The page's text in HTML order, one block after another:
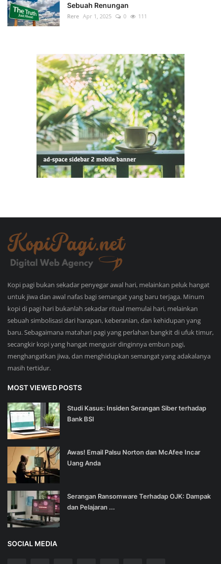
Sebuah Renungan
Rere Apr 1, 2025 0 111
Kopi pagi bukan sekadar penyegar awal hari, melainkan peluk hangat
untuk jiwa dan awal nafas bagi semangat yang baru terjaga. Minum
kopi di pagi hari bukanlah sekadar ritual memulai hari, melainkan
sebuah simbolisasi dari harapan, keberanian, dan kehidupan yang
baru. Sebagaimana matahari pagi yang perlahan bangkit di ufuk timur,
secangkir kopi yang hangat mengusir dinginnya embun pagi,
menghangatkan jiwa, dan menghidupkan semangat yang adakalanya
masih tertidur.
MOST VIEWED POSTS
Studi Kasus: Insiden Serangan Siber terhadap
Bank BSI
Awas! Email Palsu Norton dan McAfee Incar
Uang Anda
Serangan Ransomware Terhadap OJK: Dampak
dan Pelajaran ...
SOCIAL MEDIA